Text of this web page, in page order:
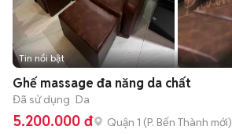
Tin nổi bật
Ghế massage đa năng da chất
Đã sử dụng Da
5.200.000 đ Quận 1 (P. Bến Thành mới)